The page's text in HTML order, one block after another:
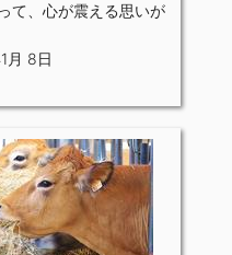
て、心が震える思いが
月 8日